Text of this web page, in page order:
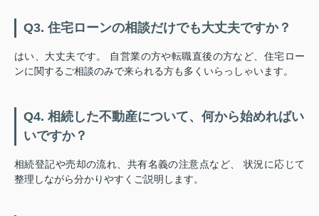
Q3. 住宅ローンの相談だけでも大丈夫ですか？
はい、大丈夫です。 自営業の方や転職直後の方など、住宅ロー
ンに関するご相談のみで来られる方も多くいらっしゃいます。
Q4. 相続した不動産について、何から始めればい
いですか？
相続登記や売却の流れ、共有名義の注意点など、 状況に応じて
整理しながら分かりやすくご説明します。